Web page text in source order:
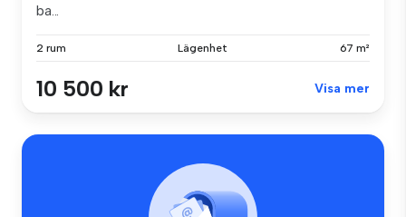
ba...
2 rum Lägenhet 67 m²
10 500 kr Visa mer